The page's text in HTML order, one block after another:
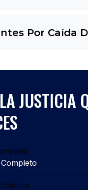
Por Caída
JUSTICIA